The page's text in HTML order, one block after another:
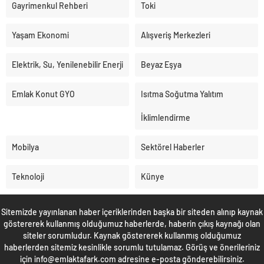
Gayrimenkul Rehberi Toki
Yaşam Ekonomi Alışveriş Merkezleri
Elektrik, Su, Yenilenebilir Enerji Beyaz Eşya
Emlak Konut GYO Isıtma Soğutma Yalıtım
İklimlendirme
Mobilya Sektörel Haberler
Teknoloji Künye
Sitemizde yayınlanan haber içeriklerinden başka bir siteden alınıp kaynak
göstererek kullanmış olduğumuz haberlerde, haberin çıkış kaynağı olan
siteler sorumludur. Kaynak göstererek kullanmış olduğumuz
haberlerden sitemiz kesinlikle sorumlu tutulamaz. Görüş ve önerileriniz
için info@emlaktafark.com adresine e-posta gönderebilirsiniz.